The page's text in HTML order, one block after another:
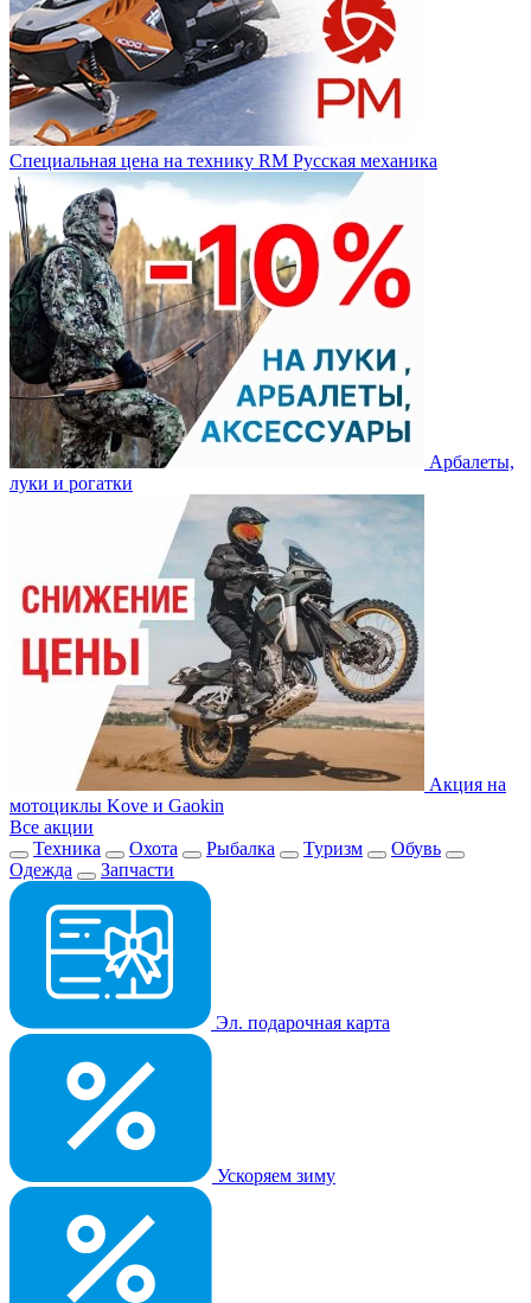
Специальная цена на технику RM Русская механика
Арбалеты,
луки и рогатки
Акция на
мотоциклы Kove и Gaokin
Все акции
Техника
Охота Рыбалка Туризм
Обувь
Одежда
Запчасти
Эл. подарочная карта
Ускоряем зиму